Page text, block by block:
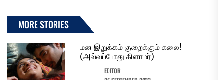
MORE STORIES
மன இறுக்கம் குறைக்கும் கலை!
(அவ்வப்போது கிளாமர்)
EDITOR